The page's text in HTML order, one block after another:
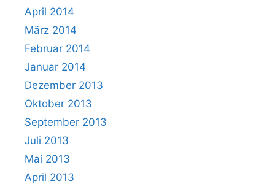
April 2014
März 2014
Februar 2014
Januar 2014
Dezember 2013
Oktober 2013
September 2013
Juli 2013
Mai 2013
April 2013